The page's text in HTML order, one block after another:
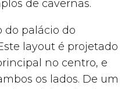
de cavernas.
do palácio do
layout é projetado
no centro, e
os lados. De um